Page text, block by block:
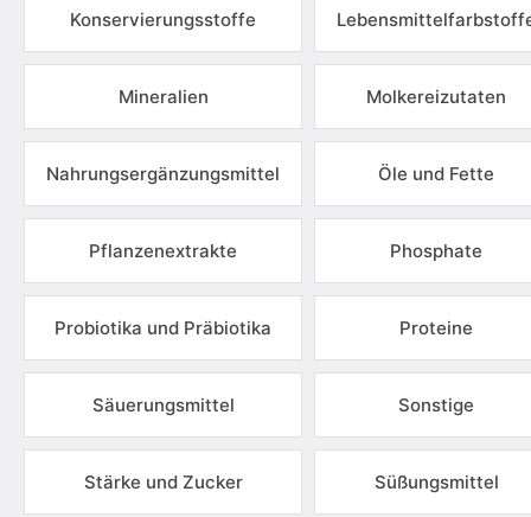
Konservierungsstoffe
Mineralien Molkereizutaten
Nahrungsergänzungsmittel Öle und Fette
Pflanzenextrakte Phosphate
Probiotika und Präbiotika Proteine
Säuerungsmittel Sonstige
Stärke und Zucker Süßungsmittel